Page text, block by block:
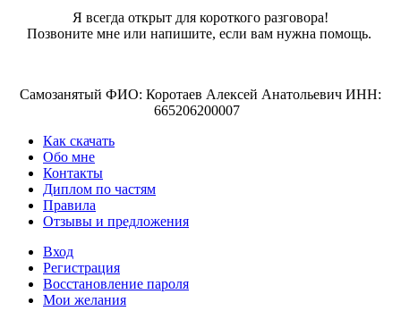
Я всегда открыт для короткого разговора!
Позвоните мне или напишите, если вам нужна помощь.
Самозанятый ФИО: Коротаев Алексей Анатольевич ИНН:
665206200007
Как скачать
Обо мне
Контакты
Диплом по частям
Правила
Отзывы и предложения
Вход
Регистрация
Восстановление пароля
Мои желания